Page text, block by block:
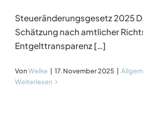
Steueränderungsgesetz 2025
Schätzung nach amtlicher
Entgelttransparenz […]
VonWelke 17. November 2025
Weiterlesen